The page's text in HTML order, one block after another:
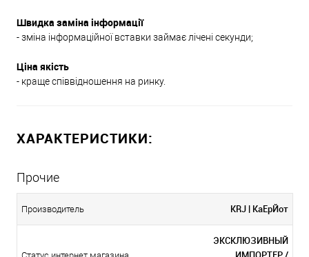
Швидка заміна інформації
- зміна інформаційної вставки займає лічені секунди;
Ціна якість
- краще співвідношення на ринку.
ХАРАКТЕРИСТИКИ:
Прочие
Производитель KRJ | КаЕрЙот
ЭКСКЛЮЗИВНЫЙ